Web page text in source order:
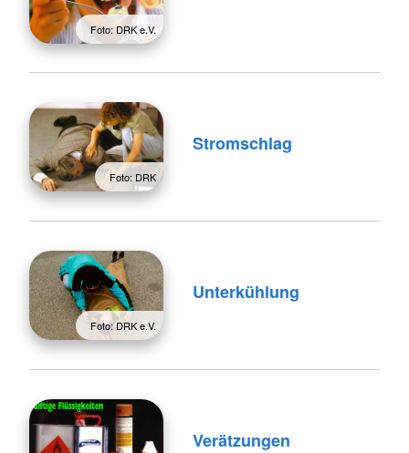
Foto: DRK e.V.
Foto: DRK
Stromschlag
Foto: DRK e.V.
Unterkühlung
Verätzungen